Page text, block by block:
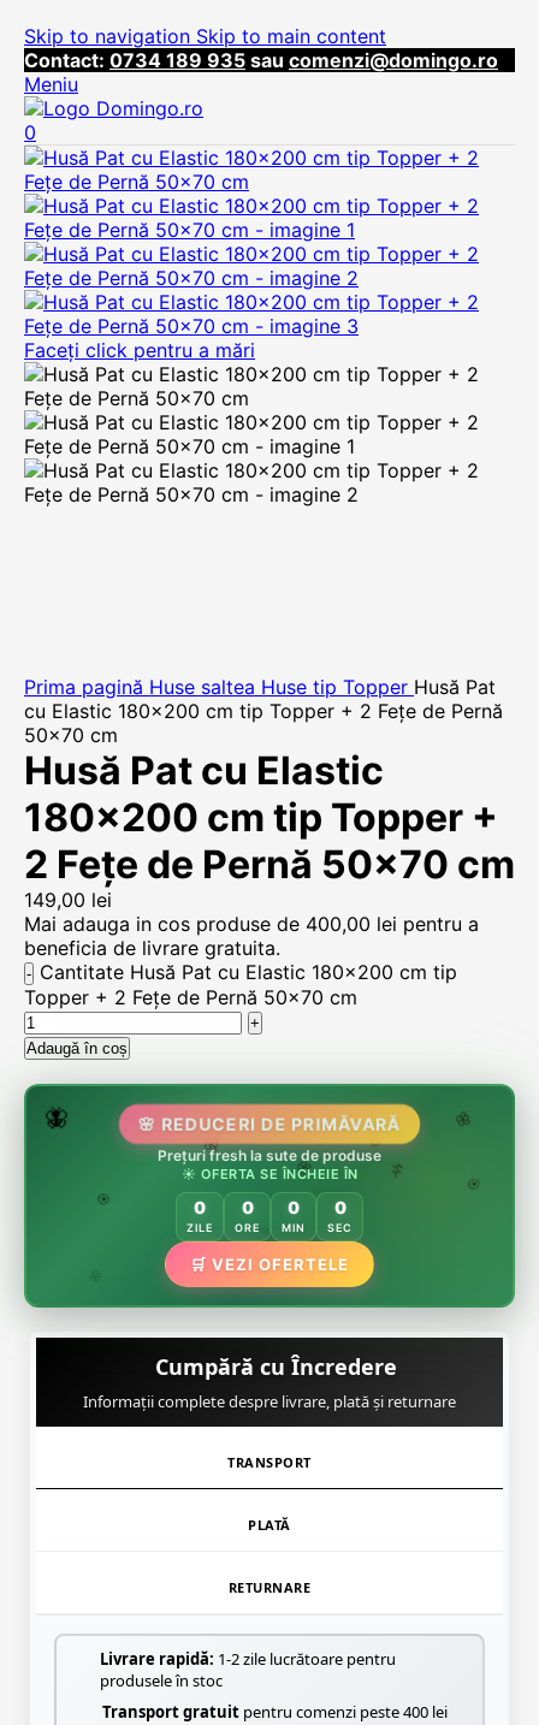
Skip to navigation Skip to main content
Contact: 0734 189 935 sau comenzi@domingo.ro
Meniu
0
Faceți click pentru a mări
Prima pagină Huse saltea Huse tip Topper Husă Pat
cu Elastic 180×200 cm tip Topper + 2 Fețe de Pernă
50×70 cm
Husă Pat cu Elastic
180×200 cm tip Topper +
2 Fețe de Pernă 50×70 cm
149,00 lei
Mai adauga in cos produse de 400,00 lei pentru a
beneficia de livrare gratuita.
Cantitate Husă Pat cu Elastic 180x200 cm tip
Topper + 2 Fețe de Pernă 50x70 cm
Adaugă în coș
🌸
🌸
🌿
🌸
🏵️
🌷
🦋 🌸 REDUCERI DE PRIMĂVARĂ
Prețuri fresh la sute de produse
☀️ OFERTA SE ÎNCHEIE ÎN
0
ZILE
0
ORE
0
MIN
0
SEC
🛒 VEZI OFERTELE
Cumpără cu Încredere
Informații complete despre livrare, plată și returnare
TRANSPORT
PLATĂ
RETURNARE
Livrare rapidă: 1-2 zile lucrătoare pentru
produsele în stoc
Transport gratuit pentru comenzi peste 400 lei